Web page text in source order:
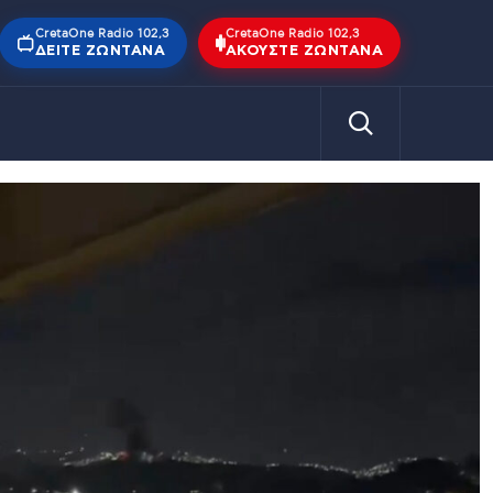
CretaOne Radio 102,3
ΔΕΊΤΕ ΖΩΝΤΑΝΆ
CretaOne Radio 102,3
ΑΚΟΎΣΤΕ ΖΩΝΤΑΝΆ